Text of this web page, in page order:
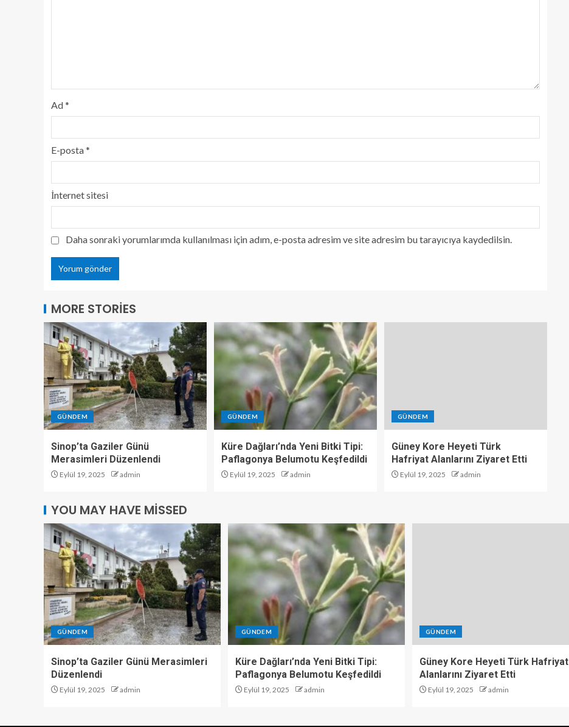
Ad*
E-posta*
İnternet sitesi
Daha sonraki yorumlarımda kullanılması için adım, e-posta adresim ve site adresim bu tarayıcıya kaydedilsin.
MORE STORIES
GÜNDEM
Sinop’ta Gaziler Günü
Merasimleri Düzenlendi
Eylül 19, 2025 admin
GÜNDEM
Küre Dağları’nda Yeni Bitki Tipi:
Paflagonya Belumotu Keşfedildi
Eylül 19, 2025 admin
GÜNDEM
Güney Kore Heyeti Türk
Hafriyat Alanlarını Ziyaret Etti
Eylül 19, 2025 admin
YOU MAY HAVE MISSED
GÜNDEM
Sinop’ta Gaziler Günü Merasimleri
Düzenlendi
Eylül 19, 2025 admin
GÜNDEM
Küre Dağları’nda Yeni Bitki Tipi:
Paflagonya Belumotu Keşfedildi
Eylül 19, 2025 admin
GÜNDEM
Güney Kore Heyeti Türk Hafriyat
Alanlarını Ziyaret Etti
Eylül 19, 2025 admin